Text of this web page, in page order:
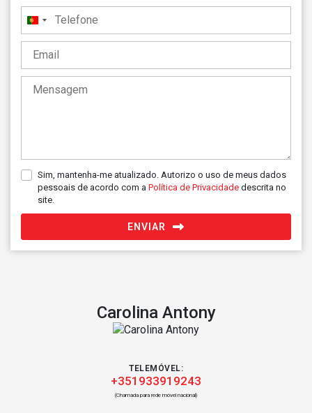
Portugal
+351
Sim, mantenha-me atualizado. Autorizo o uso de meus dados
pessoais de acordo com a Política de Privacidade descrita no
site.
ENVIAR
Carolina Antony
TELEMÓVEL:
+351933919243
(Chamada para rede móvel nacional)